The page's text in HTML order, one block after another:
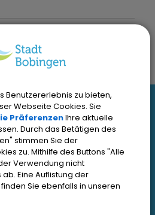
Benutzererlebnis zu bieten,
Webseite Cookies. Sie
PräferenzenIhre aktuelle
Durch das Betätigen des
stimmen Sie der
zu. Mithilfe des Buttons "Alle
Verwendung nicht
Eine Auflistung der
Sie ebenfalls in unseren